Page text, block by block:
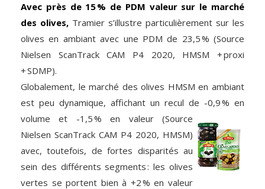
Avec près de 15 % de PDM valeur sur le marché
des olives, Tramier s’illustre particulièrement sur les
olives en ambiant avec une PDM de 23,5 % (Source
Nielsen ScanTrack CAM P4 2020, HMSM + proxi
+ SDMP).
Globalement, le marché des olives HMSM en ambiant
est peu dynamique, affichant un recul de -0,9 % en
volume et -1,5 %en valeur (Source
Nielsen ScanTrack CAM P4 2020, HMSM)
avec, toutefois, de fortes disparités au
sein des différents segments : les olives
vertes se portent bien à +2 % en valeur